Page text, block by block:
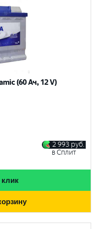
(60 Ач, 12 V)
2 993 руб.
в Сплит
клик